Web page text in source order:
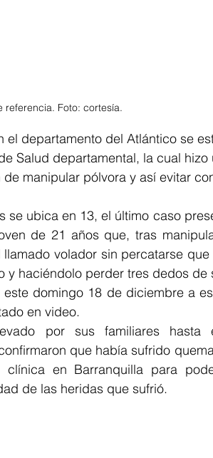
referencia. Foto: cortesía.
departamento del Atlántico se
Salud departamental, la cual hizo
manipular pólvora y así evitar
se ubica en 13, el último caso
de 21 años que, tras
volador sin percatarse que
y haciéndolo perder tres dedos de
domingo 18 de diciembre a
en video.
por sus familiares hasta
que había sufrido
en Barranquilla para
de las heridas que sufrió.